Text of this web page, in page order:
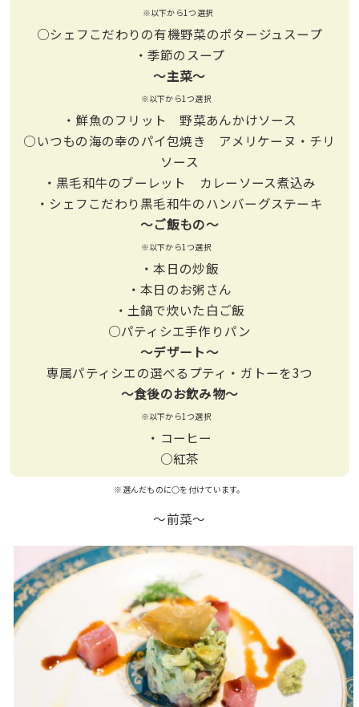
※以下から1つ選択
○シェフこだわりの有機野菜のポタージュスープ
・季節のスープ
〜主菜〜
※以下から1つ選択
・鮮魚のフリット 野菜あんかけソース
○いつもの海の幸のパイ包焼き アメリケーヌ・チリ
ソース
・黒毛和牛のブーレット カレーソース煮込み
・シェフこだわり黒毛和牛のハンバーグステーキ
〜ご飯もの〜
※以下から1つ選択
・本日の炒飯
・本日のお粥さん
・土鍋で炊いた白ご飯
○パティシエ手作りパン
〜デザート〜
専属パティシエの選べるプティ・ガトーを3つ
〜食後のお飲み物〜
※以下から1つ選択
・コーヒー
○紅茶
※選んだものに○を付けています。
〜前菜〜